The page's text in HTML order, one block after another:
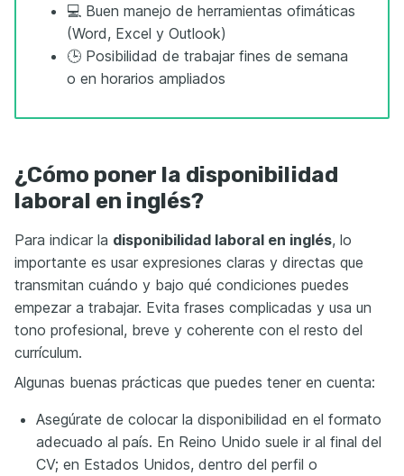
💻 Buen manejo de herramientas ofimáticas
(Word, Excel y Outlook)
🕒 Posibilidad de trabajar fines de semana
o en horarios ampliados
¿Cómo poner la disponibilidad
laboral en inglés?
Para indicar la disponibilidad laboral en inglés, lo
importante es usar expresiones claras y directas que
transmitan cuándo y bajo qué condiciones puedes
empezar a trabajar. Evita frases complicadas y usa un
tono profesional, breve y coherente con el resto del
currículum.
Algunas buenas prácticas que puedes tener en cuenta:
Asegúrate de colocar la disponibilidad en el formato
adecuado al país. En Reino Unido suele ir al final del
CV; en Estados Unidos, dentro del perfil o